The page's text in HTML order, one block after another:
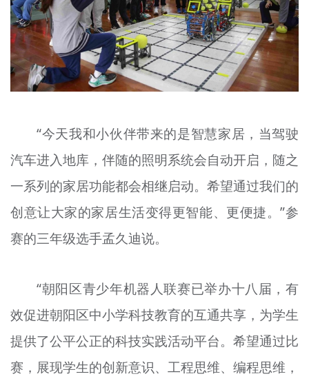
“今天我和小伙伴带来的是智慧家居，当驾驶
汽车进入地库，伴随的照明系统会自动开启，随之
一系列的家居功能都会相继启动。希望通过我们的
创意让大家的家居生活变得更智能、更便捷。”参
赛的三年级选手孟久迪说。
“朝阳区青少年机器人联赛已举办十八届，有
效促进朝阳区中小学科技教育的互通共享，为学生
提供了公平公正的科技实践活动平台。希望通过比
赛，展现学生的创新意识、工程思维、编程思维，